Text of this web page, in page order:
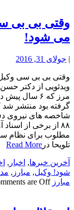
وقتی بی بی
می شود!
| جولای 31, 2016
وقتی بی بی سی
ویدئویی از دکتر
مرز که ۶
گرفته بود منتشر شد
شاخصه های نیروی
۸۸ از برخی از
مطلوب برای نظام
تلویحا در Read More
آخرین خبرها, اخبار ,
شود! وکیل, مبارز ,
مبارز are Off